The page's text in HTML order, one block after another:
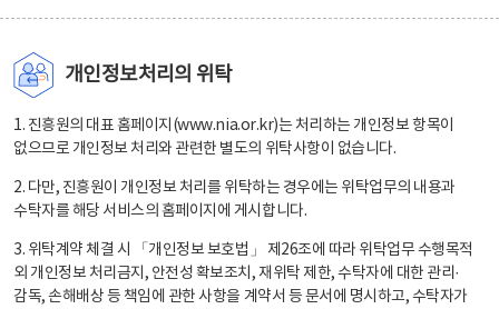
개인정보처리의 위탁
1. 진흥원의 대표 홈페이지(www.nia.or.kr)는 처리하는 개인정보 항목이
없으므로 개인정보 처리와 관련한 별도의 위탁사항이 없습니다.
2. 다만, 진흥원이 개인정보 처리를 위탁하는 경우에는 위탁업무의 내용과
수탁자를 해당 서비스의 홈페이지에 게시합니다.
3. 위탁계약 체결 시 「개인정보 보호법」 제26조에 따라 위탁업무 수행목적
외 개인정보 처리금지, 안전성 확보조치, 재위탁 제한, 수탁자에 대한 관리·
감독, 손해배상 등 책임에 관한 사항을 계약서 등 문서에 명시하고, 수탁자가